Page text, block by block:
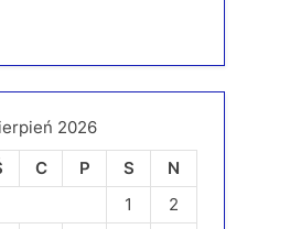
2026
C P S
N
1
2